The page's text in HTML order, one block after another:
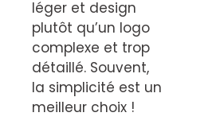
léger et design
plutôt qu’un logo
complexe et trop
détaillé. Souvent,
la simplicité est un
meilleur choix !